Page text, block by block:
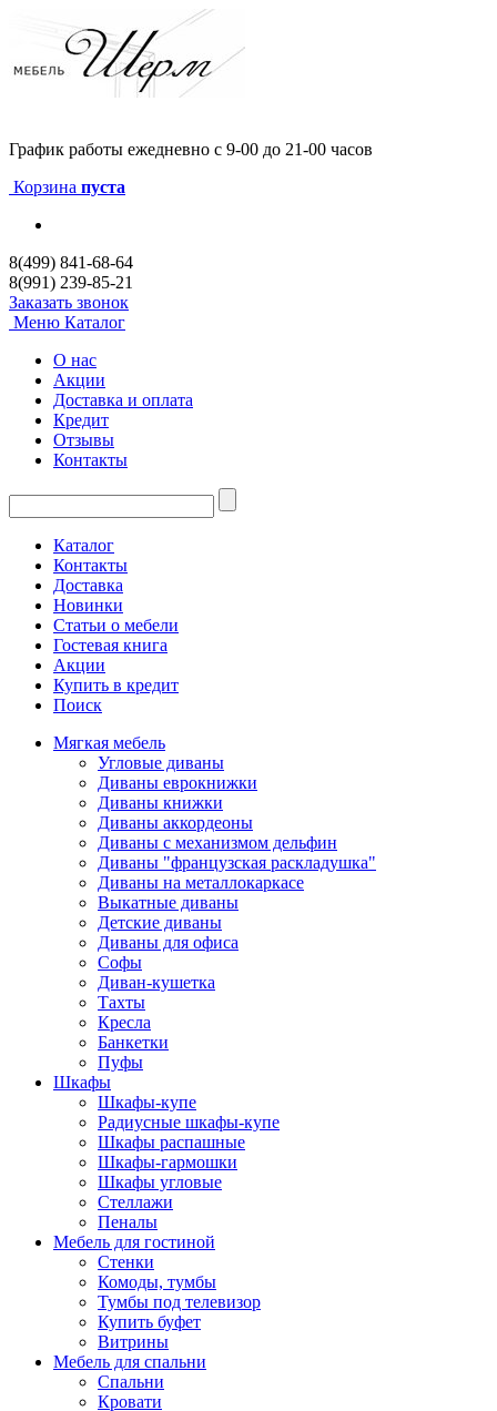
График работы ежедневно с 9-00 до 21-00 часов
Корзина пуста
8(499) 841-68-64
8(991) 239-85-21
Заказать звонок
Меню Каталог
О нас
Акции
Доставка и оплата
Кредит
Отзывы
Контакты
Каталог
Контакты
Доставка
Новинки
Статьи о мебели
Гостевая книга
Акции
Купить в кредит
Поиск
Мягкая мебель
Угловые диваны
Диваны еврокнижки
Диваны книжки
Диваны аккордеоны
Диваны с механизмом дельфин
Диваны "французская раскладушка"
Диваны на металлокаркасе
Выкатные диваны
Детские диваны
Диваны для офиса
Софы
Диван-кушетка
Тахты
Кресла
Банкетки
Пуфы
Шкафы
Шкафы-купе
Радиусные шкафы-купе
Шкафы распашные
Шкафы-гармошки
Шкафы угловые
Стеллажи
Пеналы
Мебель для гостиной
Стенки
Комоды, тумбы
Тумбы под телевизор
Купить буфет
Витрины
Мебель для спальни
Спальни
Кровати